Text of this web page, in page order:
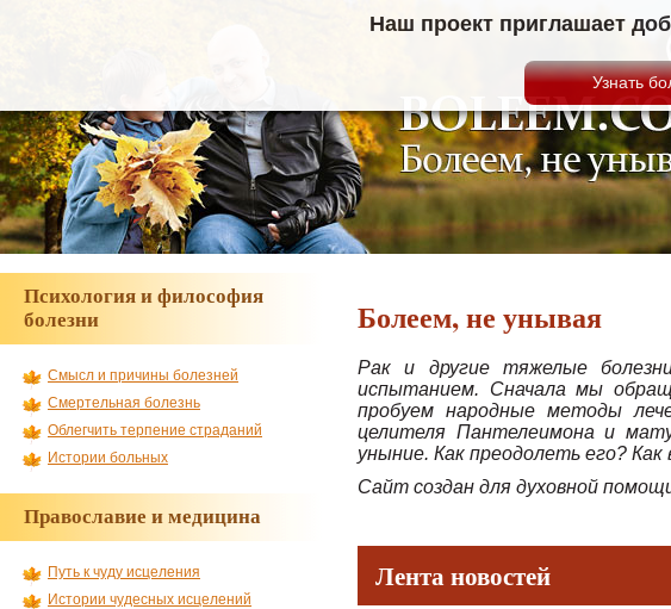
Наш проект приглашает
Болеем, не унывая
Рак и другие тяжелые
испытанием. Сначала мы
пробуем народные методы
целителя Пантелеимона и
уныние. Как преодолеть его?
Сайт создан для духовной
Лента новостей
Психология и философия
болезни
Смысл и причины болезней
Смертельная болезнь
Облегчить терпение страданий
Истории больных
Православие и медицина
Путь к чуду исцеления
Истории чудесных исцелений